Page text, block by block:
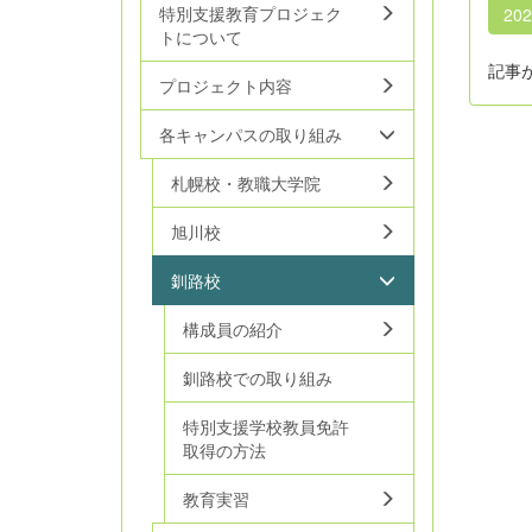
記事
特別支援教育プロジェク
トについて
プロジェクト内容
各キャンパスの取り組み
札幌校・教職大学院
旭川校
釧路校
構成員の紹介
釧路校での取り組み
特別支援学校教員免許
取得の方法
教育実習